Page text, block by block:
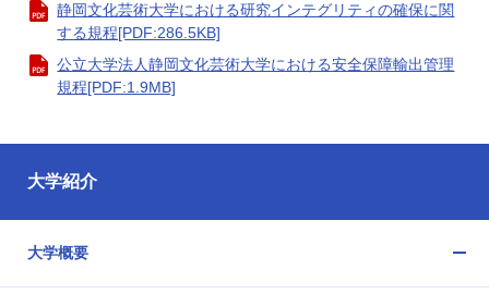
静岡文化芸術大学における研究インテグリティの確保に関
する規程[PDF:286.5KB]
公立大学法人静岡文化芸術大学における安全保障輸出管理
規程[PDF:1.9MB]
大学紹介
大学概要